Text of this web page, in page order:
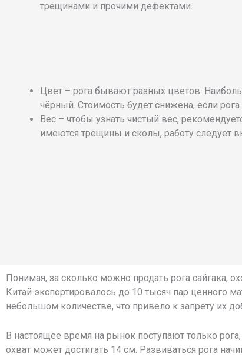
трещинами и прочими дефектами.
Цвет – рога бывают разных цветов.
чёрный. Стоимость будет снижена, если
Вес – чтобы узнать чистый вес,
имеются трещины и сколы, работу следует
Понимая, за сколько можно продать рога сайгака,
Китай экспортировалось до 10 тысяч пар ценного
небольшом количестве, что привело к запрету их
В настоящее время на рынок поступают только
охват может достигать 14 см. Развиваться рога